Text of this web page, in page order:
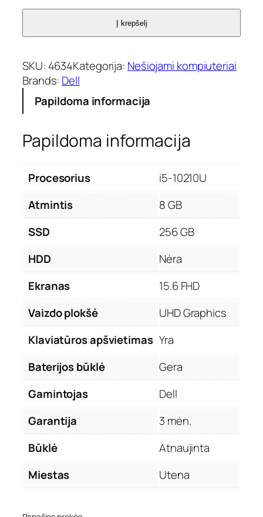
Į krepšelį
SKU: 4634Kategorija: Nešiojami kompiuteriai
Brands: Dell
Papildoma informacija
Papildoma informacija
Procesorius
i5-10210U
Atmintis
8 GB
SSD
256 GB
HDD
Nėra
Ekranas
15.6 FHD
Vaizdo plokšė
UHD Graphics
Klaviatūros apšvietimas Yra
Baterijos būklė
Gera
Gamintojas
Dell
Garantija
3 mėn.
Būklė
Atnaujinta
Miestas
Utena